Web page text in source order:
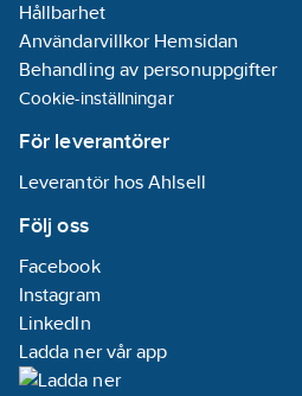
kan förlängas enkelt
bak i nacken för större
huvudstorlekar, och
även justeras och
breddas för att göra
hörselkåpor. KASK
PRIMERO och ZENITH
X-serierna har samma
standardiserade
30mm EURO-spår för
att enkelt klicka i och
förse din hjälm med
tillbehör. Kom ihåg
Hållbarhet
Användarvillkor Hemsidan
Behandling av personuppgifter
Cookie-inställningar
För leverantörer
Leverantör hos Ahlsell
Följ oss
Facebook
Instagram
LinkedIn
Ladda ner vår app